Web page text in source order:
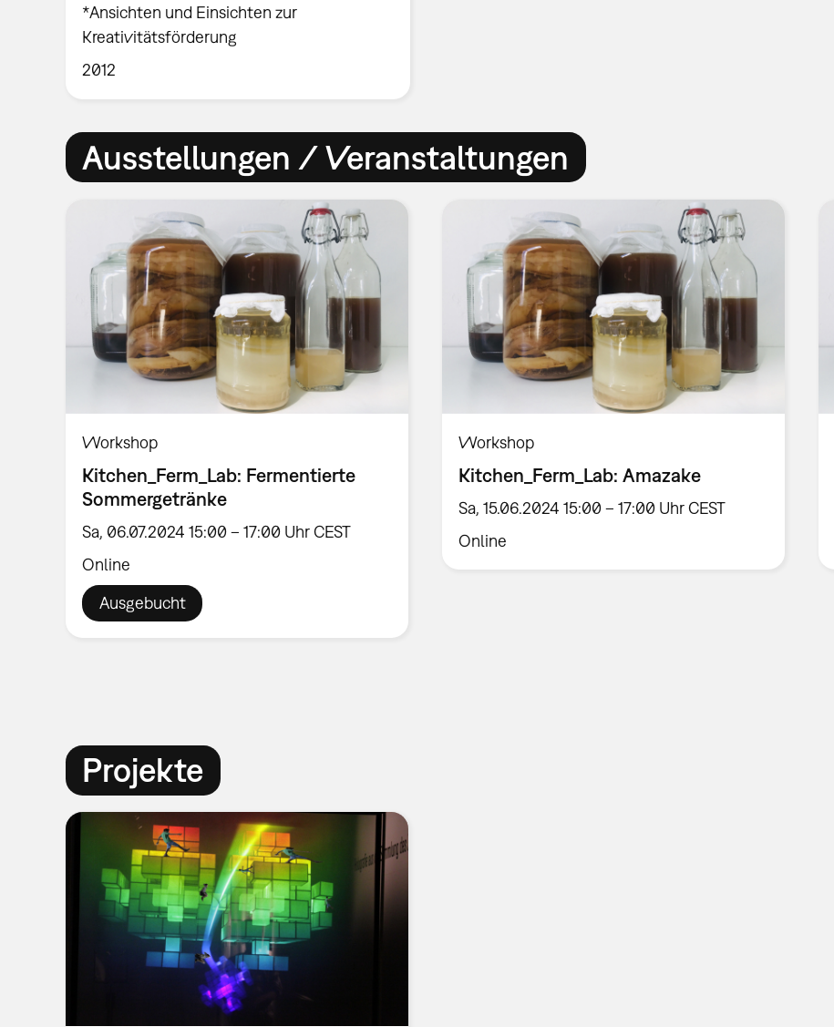
*Ansichten und Einsichten zur
Kreativitätsförderung
2012
Ausstellungen / Veranstaltungen
Workshop
Kitchen_Ferm_Lab: Fermentierte
Sommergetränke
Sa, 06.07.2024 15:00 – 17:00 Uhr CEST
Online
Ausgebucht
Workshop
Kitchen_Ferm_Lab: Amazake
Sa, 15.06.2024 15:00 – 17:00 Uhr CEST
Online
Projekte